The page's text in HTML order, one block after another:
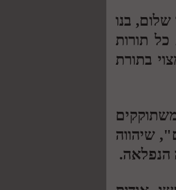
בנו
תורות
בתורת
המשתוקקים
שיהווה
הנפלאה.